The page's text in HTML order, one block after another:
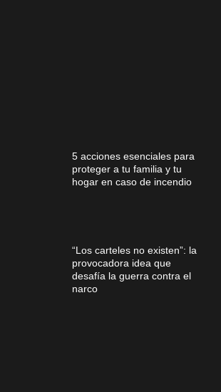
5 acciones esenciales para
proteger a tu familia y tu
hogar en caso de incendio
“Los carteles no existen”: la
provocadora idea que
desafía la guerra contra el
narco